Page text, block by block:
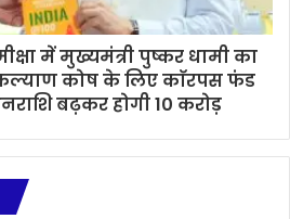
में मुख्यमंत्री पुष्कर धामी का
कोष के लिए काॅरपस फंड
बढ़कर होगी 10 करोड़